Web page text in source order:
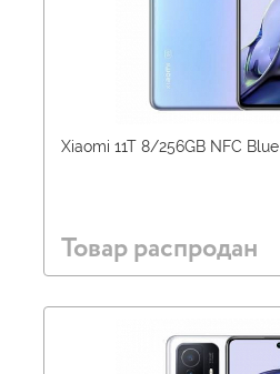
Xiaomi 11T 8/256GB NFC Blue
Товар распродан